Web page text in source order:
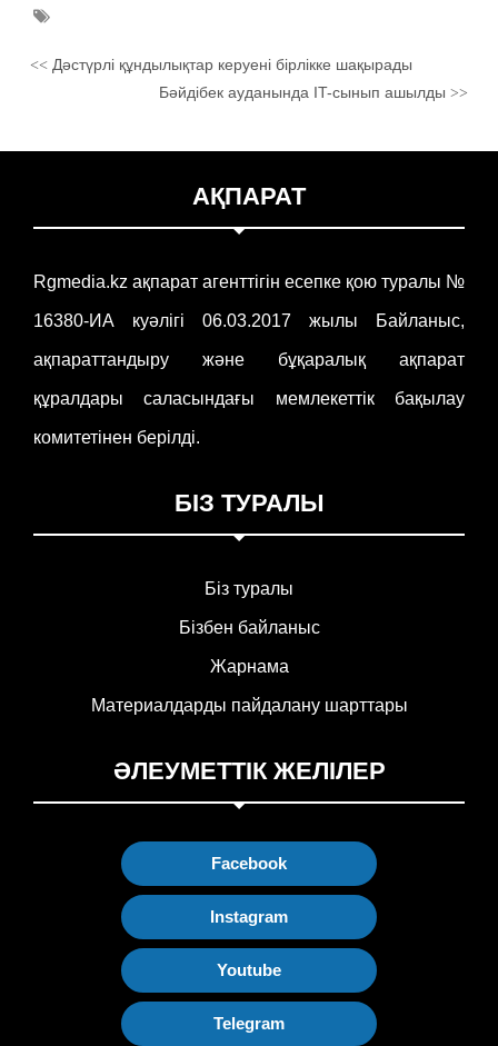
<<Дәстүрлі құндылықтар керуені бірлікке шақырады
Бәйдібек ауданында IT-сынып ашылды>>
АҚПАРАТ
Rgmedia.kz ақпарат агенттігін есепке қою туралы №
16380-ИА куәлігі 06.03.2017 жылы Байланыс,
ақпараттандыру және бұқаралық ақпарат
құралдары саласындағы мемлекеттік бақылау
комитетінен берілді.
БІЗ ТУРАЛЫ
Біз туралы
Бізбен байланыс
Жарнама
Материалдарды пайдалану шарттары
ӘЛЕУМЕТТІК ЖЕЛІЛЕР
Facebook
Instagram
Youtube
Telegram